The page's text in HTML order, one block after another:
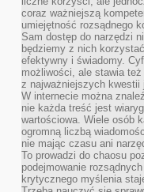
coraz ważniejszą
umiejętność rozsądnego
Sam dostęp do narzędzi
będziemy z nich
efektywny i świadomy.
możliwości, ale stawia
z najważniejszych
W internecie można
nie każda treść jest
wartościowa. Wiele osób
ogromną liczbą
nie mając czasu ani
To prowadzi do chaosu
podejmowanie
krytycznego myślenia